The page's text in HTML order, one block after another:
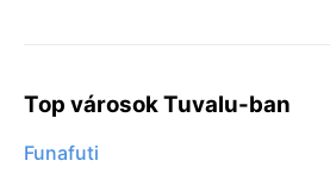
Top városok Tuvalu-ban
Funafuti